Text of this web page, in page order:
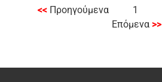
<<Προηγούμενα 1
Επόμενα >>